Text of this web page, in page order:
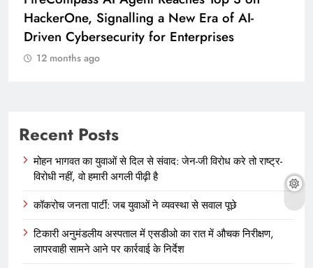
HackerOne, Signalling a New Era of AI-
Driven Cybersecurity for Enterprises
12 months ago
Recent Posts
मोहन भागवत का युवाओं से दिल से संवाद: जेन-जी विरोध करे तो राष्ट्र-
विरोधी नहीं, वो हमारी अगली पीढ़ी है
कॉकरोच जनता पार्टी: जब युवाओं ने व्यवस्था से सवाल पूछे
टिकारी अनुमंडलीय अस्पताल में एसडीओ का रात में औचक निरीक्षण,
लापरवाही सामने आने पर कार्रवाई के निर्देश